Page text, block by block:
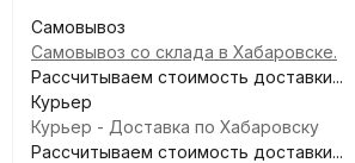
Самовывоз
Самовывоз со склада в Хабаровске.
Рассчитываем стоимость доставки...
Курьер
Курьер - Доставка по Хабаровску
Рассчитываем стоимость доставки...